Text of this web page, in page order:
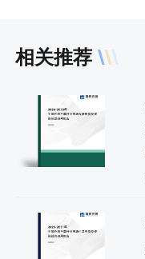
相关推荐